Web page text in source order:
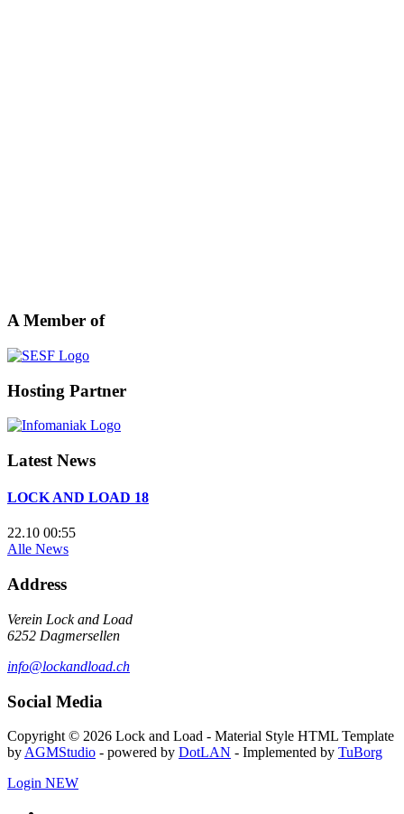
A Member of
Hosting Partner
Latest News
LOCK AND LOAD 18
22.10 00:55
Alle News
Address
Verein Lock and Load
6252 Dagmersellen
info@lockandload.ch
Social Media
Copyright © 2026 Lock and Load - Material Style HTML Template
by AGMStudio - powered by DotLAN - Implemented by TuBorg
Login NEW